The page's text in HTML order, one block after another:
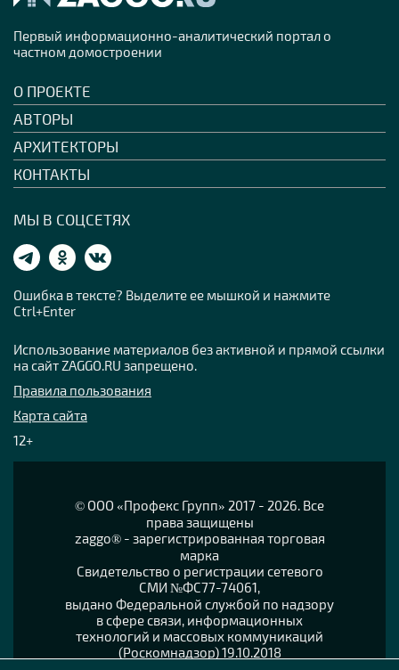
Первый информационно-аналитический портал о
частном домостроении
О ПРОЕКТЕ
АВТОРЫ
АРХИТЕКТОРЫ
КОНТАКТЫ
МЫ В СОЦСЕТЯХ
Ошибка в тексте? Выделите ее мышкой и нажмите
Ctrl+Enter
Использование материалов без активной и прямой ссылки
на сайт ZAGGO.RU запрещено.
Правила пользования
Карта сайта
12+
© OOO «Профекс Групп» 2017 - 2026. Все
права защищены
zaggo® - зарегистрированная торговая
марка
Свидетельство о регистрации сетевого
СМИ №ФС77-74061,
выдано Федеральной службой по надзору
в сфере связи, информационных
технологий и массовых коммуникаций
(Роскомнадзор) 19.10.2018